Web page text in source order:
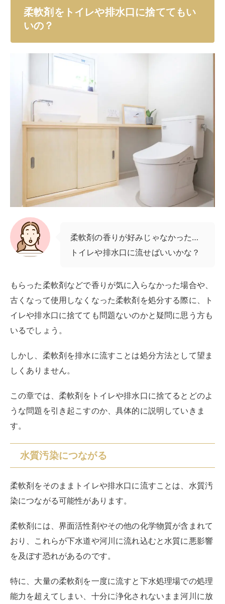
柔軟剤をトイレや排水口に捨ててもい
いの？
柔軟剤の香りが好みじゃなかった…
トイレや排水口に流せばいいかな？
もらった柔軟剤などで香りが気に入らなかった場合や、
古くなって使用しなくなった柔軟剤を処分する際に、ト
イレや排水口に捨てても問題ないのかと疑問に思う方も
いるでしょう。
しかし、柔軟剤を排水に流すことは処分方法として望ま
しくありません。
この章では、柔軟剤をトイレや排水口に捨てるとどのよ
うな問題を引き起こすのか、具体的に説明していきま
す。
水質汚染につながる
柔軟剤をそのままトイレや排水口に流すことは、水質汚
染につながる可能性があります。
柔軟剤には、界面活性剤やその他の化学物質が含まれて
おり、これらが下水道や河川に流れ込むと水質に悪影響
を及ぼす恐れがあるのです。
特に、大量の柔軟剤を一度に流すと下水処理場での処理
能力を超えてしまい、十分に浄化されないまま河川に放